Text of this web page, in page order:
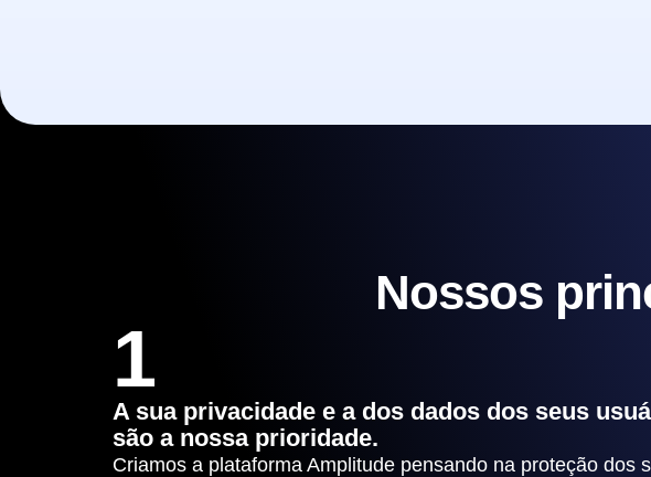
Nossos
1
A sua privacidade e a dos dados dos seus
são a nossa prioridade.
Criamos a plataforma Amplitude pensando na proteção dos